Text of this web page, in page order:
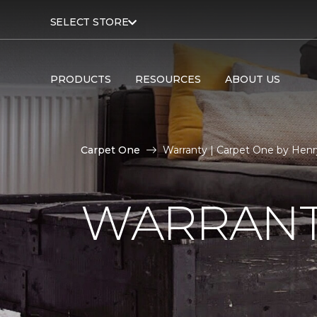
SELECT STORE
PRODUCTS RESOURCES ABOUT US
Carpet One Warranty | Carpet One by